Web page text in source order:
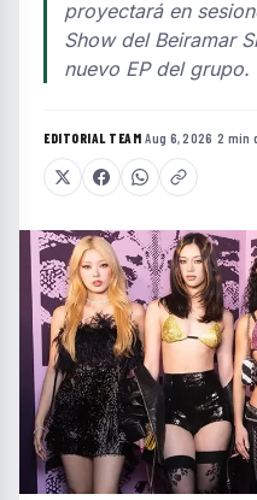
proyectará en
Show del Beiramar
nuevo EP del grupo.
EDITORIAL TEAM·Aug 6, 2026 ·2 min